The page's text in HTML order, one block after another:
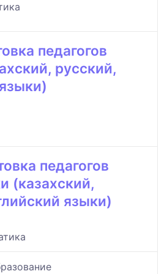
педагогов
русский,
педагогов
(казахский,
языки)